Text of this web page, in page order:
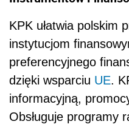
KPK ułatwia polskim
instytucjom
preferencyjnego
dzięki wsparciu UE.
informacyjną,
Obsługuje programy